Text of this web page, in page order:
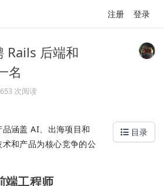
注册 登录
Rails 后端和
名
次阅读
目录
涵盖 AI、出海项目和
和产品为核心竞争的公
端工程师